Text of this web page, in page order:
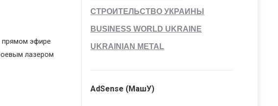
эфире
лазером
СТРОИТЕЛЬСТВО УКРАИНЫ
BUSINESS WORLD UKRAINE
UKRAINIAN METAL
AdSense (МашУ)